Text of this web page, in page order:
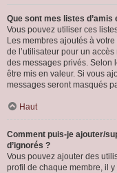
Que sont mes listes d’amis
Vous pouvez utiliser ces
Les membres ajoutés à
de l’utilisateur pour un
des messages privés. Selon
être mis en valeur. Si vous
messages seront masqués
Haut
Comment puis-je ajouter/
d’ignorés ?
Vous pouvez ajouter des
profil de chaque membre, il y